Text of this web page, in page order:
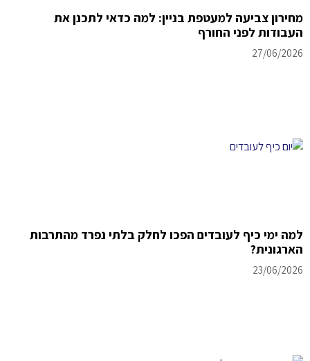
מחירון צביעה למעטפת בניין: למה כדאי לתכנן את
העבודות לפני החורף
27/06/2026
למה ימי כיף לעובדים הפכו לחלק בלתי נפרד מהתרבות
הארגונית?
23/06/2026